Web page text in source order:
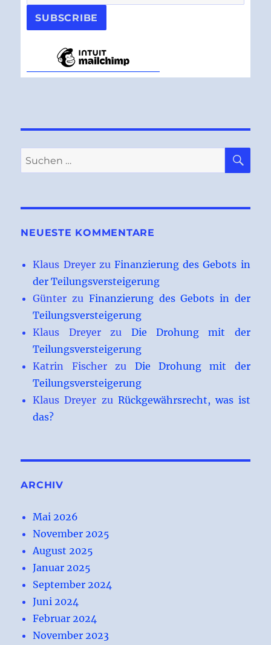
Suchen
nach:
NEUESTE KOMMENTARE
Klaus DreyerzuFinanzierung des Gebots in
der Teilungsversteigerung
Günter zu Finanzierung des Gebots in der
Teilungsversteigerung
Klaus Dreyerzu Die Drohung mit der
Teilungsversteigerung
Katrin Fischerzu Die Drohung mit der
Teilungsversteigerung
Klaus Dreyer zu Rückgewährsrecht, was ist
das?
ARCHIV
Mai 2026
November 2025
August 2025
Januar 2025
September 2024
Juni 2024
Februar 2024
November 2023